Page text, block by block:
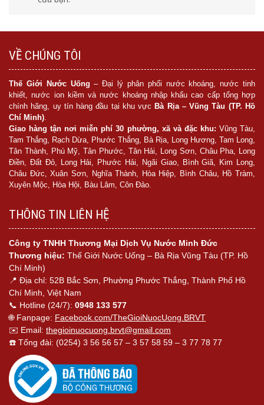
VỀ CHÚNG TÔI
Thế Giới Nước Uống – Đại lý phân phối nước khoáng, nước tinh
khiết, nước ion kiềm và nước khoáng nhập khẩu cao cấp tổng hợp
chính hãng, uy tín hàng đầu tại khu vực Bà Rịa – Vũng Tàu (TP. Hồ
Chí Minh).
Giao hàng tận nơi miễn phí 30 phường, xã và đặc khu: Vũng Tàu,
Tam Thắng, Rạch Dừa, Phước Thắng, Bà Rịa, Long Hương, Tam Long,
Tân Thành, Phú Mỹ, Tân Phước, Tân Hải, Long Sơn, Châu Pha, Long
Điền, Đất Đỏ, Long Hải, Phước Hải, Ngãi Giao, Bình Giã, Kim Long,
Châu Đức, Xuân Sơn, Nghĩa Thành, Hòa Hiệp, Bình Châu, Hồ Tràm,
Xuyên Mộc, Hòa Hội, Bàu Lâm, Côn Đảo.
THÔNG TIN LIÊN HỆ
Công ty TNHH Thương Mại Dịch Vụ Nước Minh Đức
Thương hiệu: Thế Giới Nước Uống – Bà Rịa Vũng Tàu (TP. Hồ
Chí Minh)
📍 Địa chỉ: 52B Bắc Sơn, Phường Phước Thắng, Thành Phố Hồ
Chí Minh, Việt Nam
📞 Hotline (24/7): 0948 133 577
🌐 Fanpage: Facebook.com/TheGioiNuocUong.BRVT
✉️ Email: thegioinuocuong.brvt@gmail.com
☎️ Tổng đài: (0254) 3 56 56 57 – 3 57 58 59 – 3 77 78 77